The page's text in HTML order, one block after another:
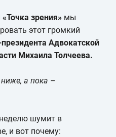
«Точка зрения» мы
этот громкий
Адвокатской
Михаила Толчеева.
а пока –
шумит в
и вот почему: